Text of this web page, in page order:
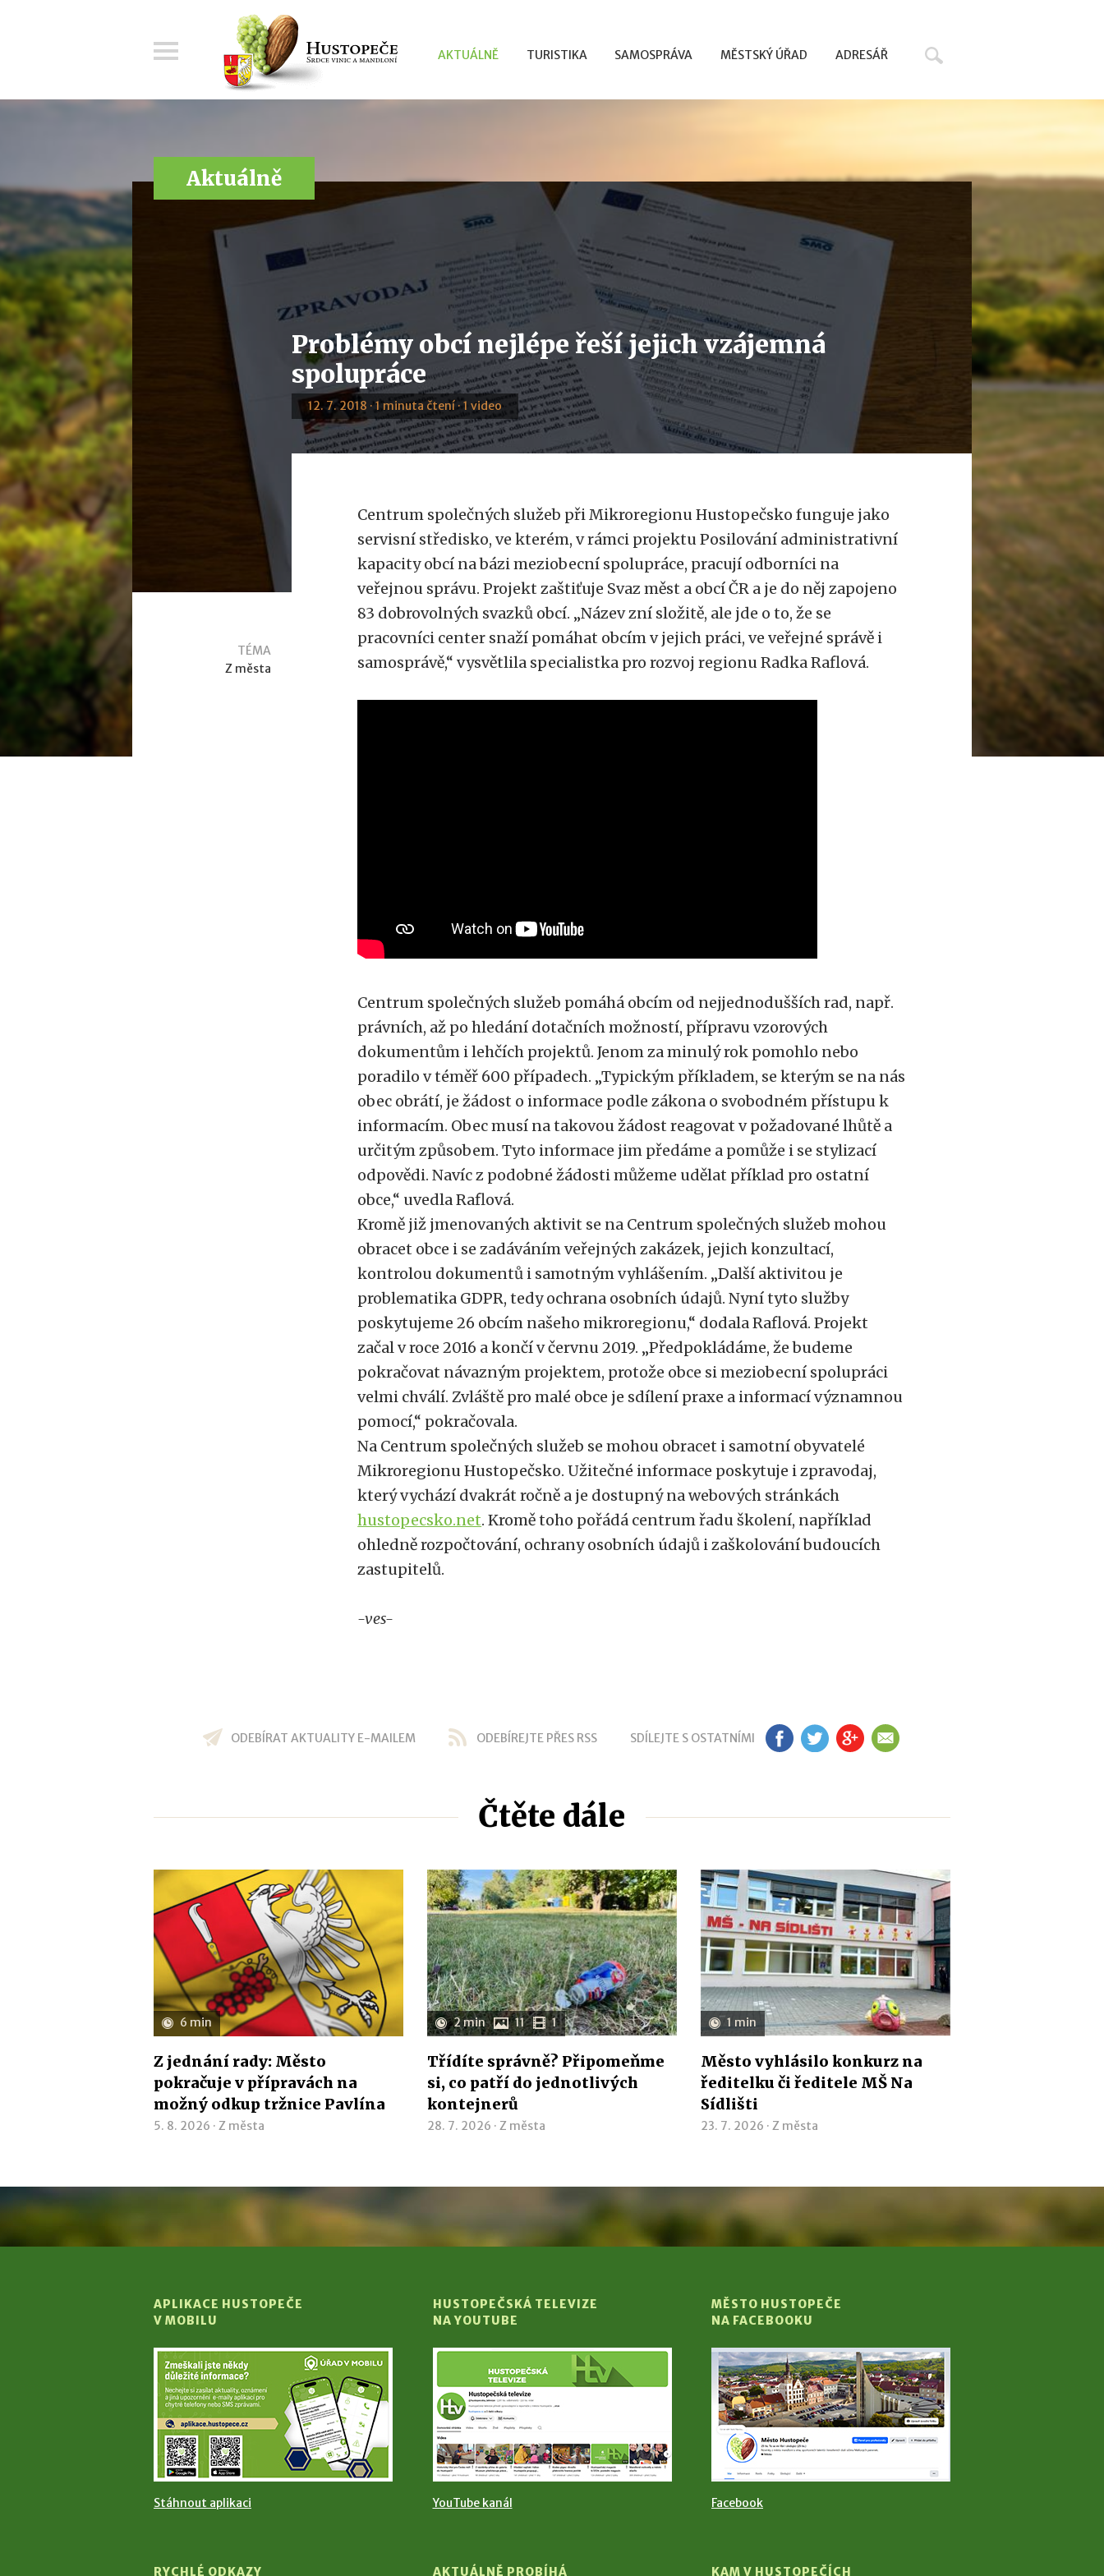
AKTUÁLNĚ TURISTIKA SAMOSPRÁVA MĚSTSKÝ ÚŘAD ADRESÁŘ
Aktuálně
Problémy obcí nejlépe řeší jejich vzájemná
spolupráce
12. 7. 2018 · 1 minuta čtení · 1 video
TÉMA
Z města
Centrum společných služeb při Mikroregionu Hustopečsko funguje jako
servisní středisko, ve kterém, v rámci projektu Posilování administrativní
kapacity obcí na bázi meziobecní spolupráce, pracují odborníci na
veřejnou správu. Projekt zaštiťuje Svaz měst a obcí ČR a je do něj zapojeno
83 dobrovolných svazků obcí. „Název zní složitě, ale jde o to, že se
pracovníci center snaží pomáhat obcím v jejich práci, ve veřejné správě i
samosprávě,“ vysvětlila specialistka pro rozvoj regionu Radka Raflová.
Centrum společných služeb pomáhá obcím od nejjednodušších rad, např.
právních, až po hledání dotačních možností, přípravu vzorových
dokumentům i lehčích projektů. Jenom za minulý rok pomohlo nebo
poradilo v téměř 600 případech. „Typickým příkladem, se kterým se na nás
obec obrátí, je žádost o informace podle zákona o svobodném přístupu k
informacím. Obec musí na takovou žádost reagovat v požadované lhůtě a
určitým způsobem. Tyto informace jim předáme a pomůže i se stylizací
odpovědi. Navíc z podobné žádosti můžeme udělat příklad pro ostatní
obce,“ uvedla Raflová.
Kromě již jmenovaných aktivit se na Centrum společných služeb mohou
obracet obce i se zadáváním veřejných zakázek, jejich konzultací,
kontrolou dokumentů i samotným vyhlášením. „Další aktivitou je
problematika GDPR, tedy ochrana osobních údajů. Nyní tyto služby
poskytujeme 26 obcím našeho mikroregionu,“ dodala Raflová. Projekt
začal v roce 2016 a končí v červnu 2019. „Předpokládáme, že budeme
pokračovat návazným projektem, protože obce si meziobecní spolupráci
velmi chválí. Zvláště pro malé obce je sdílení praxe a informací významnou
pomocí,“ pokračovala.
Na Centrum společných služeb se mohou obracet i samotní obyvatelé
Mikroregionu Hustopečsko. Užitečné informace poskytuje i zpravodaj,
který vychází dvakrát ročně a je dostupný na webových stránkách
hustopecsko.net. Kromě toho pořádá centrum řadu školení, například
ohledně rozpočtování, ochrany osobních údajů i zaškolování budoucích
zastupitelů.
-ves-
ODEBÍRAT AKTUALITY E-MAILEM ODEBÍREJTE PŘES RSS SDÍLEJTE S OSTATNÍMI FB TW GP EM
Čtěte dále
6 min
Z jednání rady: Město
pokračuje v přípravách na
možný odkup tržnice Pavlína
5. 8. 2026 · Z města
2 min 11 1
Třídíte správně? Připomeňme
si, co patří do jednotlivých
kontejnerů
28. 7. 2026 ·Z města
1 min
Město vyhlásilo konkurz na
ředitelku či ředitele MŠ Na
Sídlišti
23. 7. 2026 ·Z města
APLIKACE HUSTOPEČE
V MOBILU
Stáhnout aplikaci
HUSTOPEČSKÁ TELEVIZE
NA YOUTUBE
YouTube kanál
MĚSTO HUSTOPEČE
NA FACEBOOKU
Facebook
RYCHLÉ ODKAZY AKTUÁLNĚ PROBÍHÁ KAM V HUSTOPEČÍCH